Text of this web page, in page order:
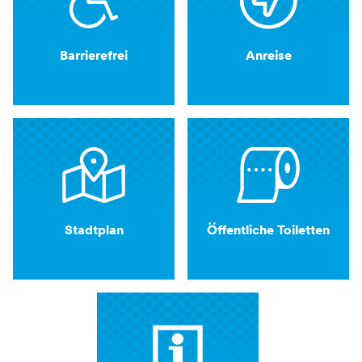
Barrierefrei Anreise
Stadtplan Öffentliche Toiletten